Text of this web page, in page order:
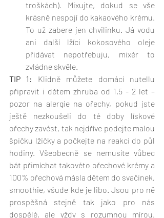
troškách). Mixujte, dokud se vše
krásně nespojí do kakaového krému.
To už zabere jen chvilinku. Já vodu
ani další lžíci kokosového oleje
přidávat nepotřebuju, mixér to
zvládne skvěle.
TIP 1: Klidně můžete domácí nutellu
připravit i dětem zhruba od 1,5 - 2 let –
pozor na alergie na ořechy, pokud jste
ještě nezkoušeli do té doby lískové
ořechy zavést, tak nejdříve podejte malou
špičku lžičky a počkejte na reakci do půl
hodiny. Všeobecně se nemusíte vůbec
bát přimíchat takovéto ořechové krémy a
100% ořechová másla dětem do svačinek,
smoothie, všude kde je libo. Jsou pro ně
prospěšná stejně tak jako pro nás
dospělé, ale vždy s rozumnou mírou.